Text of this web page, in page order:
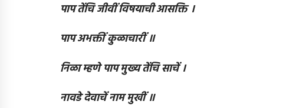
पाप तेंचि जीवीं विषयाची आसक्ति ।
पाप अभक्तीं कुळाचारीं ॥
निळा म्हणे पाप मुख्य तेंचि साचें ।
नावडे देवाचें नाम मुखीं ॥